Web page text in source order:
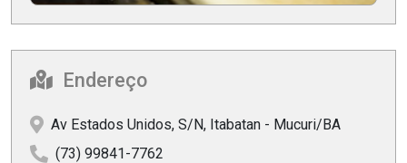
Endereço
Av Estados Unidos, S/N, Itabatan - Mucuri/BA
(73) 99841-7762